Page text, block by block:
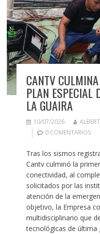
CANTV
PLAN ESPECIAL
LA GUAIRA
10/07/2026
0 COMENTARIOS
Tras los sismos
Cantv culminó la
conectividad, al
solicitados por las
atención de la
objetivo, la Empresa
multidisciplinario que
tecnológicas de última